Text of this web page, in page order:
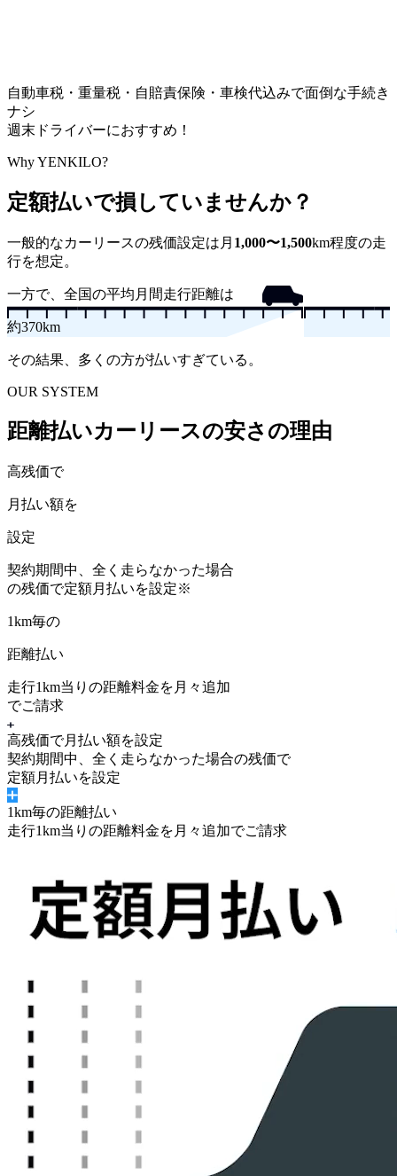
自動車税・重量税・自賠責保険・車検代込みで面倒な手続き
ナシ
週末ドライバーにおすすめ！
Why YENKILO?
定額払いで損していませんか？
一般的なカーリースの残価設定は 月 1,000〜1,500km程度の走
行を想定。
一方で、全国の平均月間走行距離は
約370km
その結果、多くの方が払いすぎている。
OUR SYSTEM
距離払いカーリースの安さの理由
高残価で
月払い額を
設定
契約期間中、 全く走らなかった場合
の残価で定額月払いを設定※
1km毎の
距離払い
走行1km当りの距離料金を月々追加
でご請求
高残価で月払い額を設定
契約期間中、 全く走らなかった場合の残価で
定額月払いを設定
1km毎の距離払い
走行1km当りの距離料金を月々追加でご請求